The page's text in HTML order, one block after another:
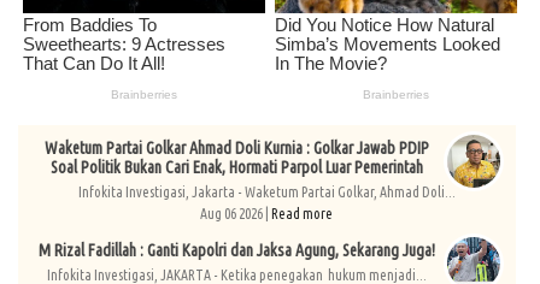
Waketum Partai Golkar Ahmad Doli Kurnia : Golkar Jawab PDIP
Soal Politik Bukan Cari Enak, Hormati Parpol Luar Pemerintah
Infokita Investigasi, Jakarta - Waketum Partai Golkar, Ahmad Doli...
Aug 06 2026 | Read more
M Rizal Fadillah : Ganti Kapolri dan Jaksa Agung, Sekarang Juga!
Infokita Investigasi, JAKARTA - Ketika penegakan hukum menjadi...